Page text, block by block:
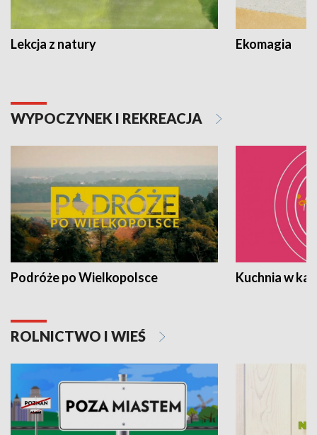
Lekcja z natury Ekomagia
WYPOCZYNEK I REKREACJA
Podróże po Wielkopolsce Kuchnia w
ROLNICTWO I WIEŚ